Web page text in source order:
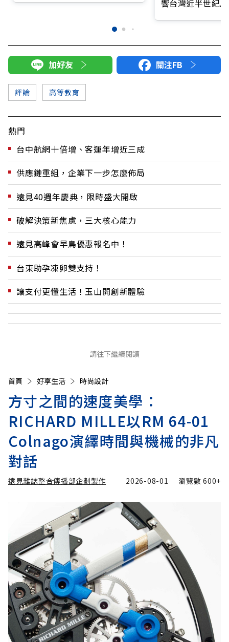
響台灣近半世紀
加好友 關注FB
評論 高等教育
熱門
台中航網十倍增、客運年增近三成
供應鏈重組，企業下一步怎麼佈局
遠見40週年慶典，限時盛大開啟
破解決策新焦慮，三大核心能力
遠見高峰會早鳥優惠報名中！
台東助孕凍卵雙支持！
讓支付更懂生活！玉山開創新體驗
請往下繼續閱讀
首頁 好享生活 時尚設計
方寸之間的速度美學：
RICHARD MILLE以RM 64-01
Colnago演繹時間與機械的非凡
對話
遠見雜誌整合傳播部企劃製作 2026-08-01 瀏覽數600+